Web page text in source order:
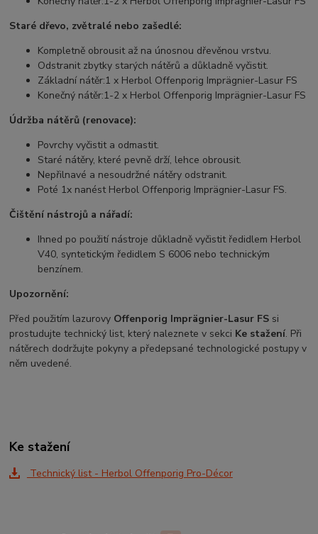
Staré dřevo, zvětralé nebo zašedlé:
Kompletně obrousit až na únosnou dřevěnou vrstvu.
Odstranit zbytky starých nátěrů a důkladně vyčistit.
Základní nátěr:1 x Herbol Offenporig Imprägnier-Lasur FS
Konečný nátěr:1-2 x Herbol Offenporig Imprägnier-Lasur FS
Údržba nátěrů (renovace):
Povrchy vyčistit a odmastit.
Staré nátěry, které pevně drží, lehce obrousit.
Nepřilnavé a nesoudržné nátěry odstranit.
Poté 1x nanést Herbol Offenporig Imprägnier-Lasur FS.
Čištění nástrojů a nářadí:
Ihned po použití nástroje důkladně vyčistit ředidlem Herbol
V40, syntetickým ředidlem S 6006 nebo technickým
benzínem.
Upozornění:
Před použitím lazurovy Offenporig Imprägnier-Lasur FS si
prostudujte technický list, který naleznete v sekci Ke stažení. Při
nátěrech dodržujte pokyny a předepsané technologické postupy v
něm uvedené.
Ke stažení
Technický list - Herbol Offenporig Pro-Décor